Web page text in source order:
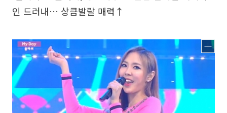
인 드러내… 상큼발랄 매력↑